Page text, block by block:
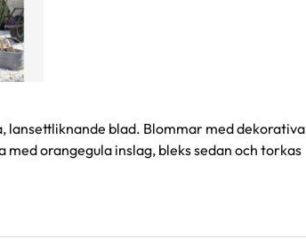
lansettliknande blad. Blommar med dekorativa
orangegula inslag, bleks sedan och torkas